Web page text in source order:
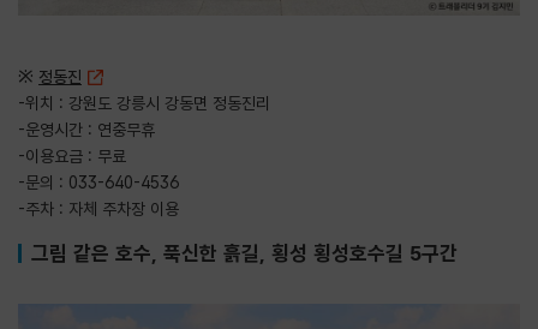
※ 정동진
-위치 : 강원도 강릉시 강동면 정동진리
-운영시간 : 연중무휴
-이용요금 : 무료
-문의 : 033-640-4536
-주차 : 자체 주차장 이용
그림 같은 호수, 푹신한 흙길, 횡성 횡성호수길 5구간